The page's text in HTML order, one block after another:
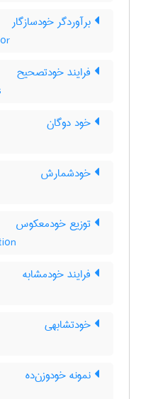
برآوردگر خودسازگار
فرایند خودتصحیح
خود دوگان
خودشمارش
توزیع خودمعکوس
فرایند خودمشابه
خودتشابهی
نمونه خودوزن‌ده